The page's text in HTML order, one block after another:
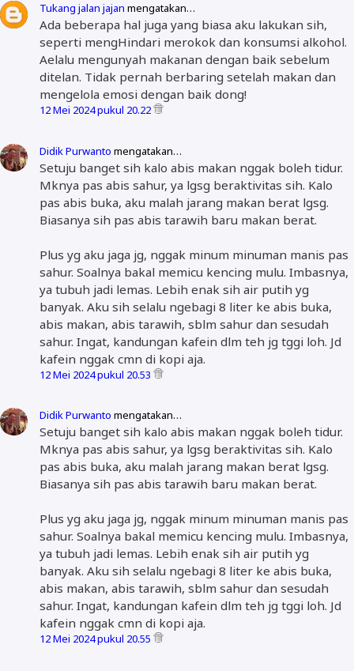
Tukang jalan jajan mengatakan…
Ada beberapa hal juga yang biasa aku lakukan sih,
seperti mengHindari merokok dan konsumsi alkohol.
Aelalu mengunyah makanan dengan baik sebelum
ditelan. Tidak pernah berbaring setelah makan dan
mengelola emosi dengan baik dong!
12 Mei 2024 pukul 20.22
Didik Purwanto mengatakan…
Setuju banget sih kalo abis makan nggak boleh tidur.
Mknya pas abis sahur, ya lgsg beraktivitas sih. Kalo
pas abis buka, aku malah jarang makan berat lgsg.
Biasanya sih pas abis tarawih baru makan berat.
Plus yg aku jaga jg, nggak minum minuman manis pas
sahur. Soalnya bakal memicu kencing mulu. Imbasnya,
ya tubuh jadi lemas. Lebih enak sih air putih yg
banyak. Aku sih selalu ngebagi 8 liter ke abis buka,
abis makan, abis tarawih, sblm sahur dan sesudah
sahur. Ingat, kandungan kafein dlm teh jg tggi loh. Jd
kafein nggak cmn di kopi aja.
12 Mei 2024 pukul 20.53
Didik Purwanto mengatakan…
Setuju banget sih kalo abis makan nggak boleh tidur.
Mknya pas abis sahur, ya lgsg beraktivitas sih. Kalo
pas abis buka, aku malah jarang makan berat lgsg.
Biasanya sih pas abis tarawih baru makan berat.
Plus yg aku jaga jg, nggak minum minuman manis pas
sahur. Soalnya bakal memicu kencing mulu. Imbasnya,
ya tubuh jadi lemas. Lebih enak sih air putih yg
banyak. Aku sih selalu ngebagi 8 liter ke abis buka,
abis makan, abis tarawih, sblm sahur dan sesudah
sahur. Ingat, kandungan kafein dlm teh jg tggi loh. Jd
kafein nggak cmn di kopi aja.
12 Mei 2024 pukul 20.55